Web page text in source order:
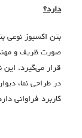
دارد؟
بتن اکسپوز نوعی
صورت ظریف و
قرار می‌گیرد. این
در طراحی نما،
کاربرد فراوانی